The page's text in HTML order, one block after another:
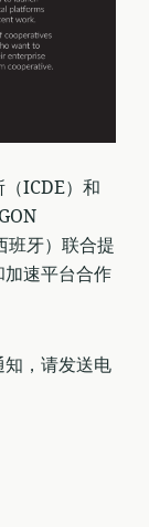
ICDE）和
牙）联合提
速平台合作
，请发送电